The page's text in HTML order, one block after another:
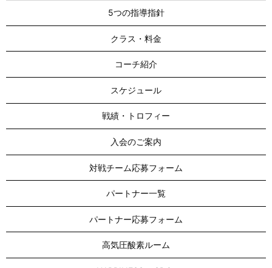
5つの指導指針
クラス・料金
コーチ紹介
スケジュール
戦績・トロフィー
入会のご案内
対戦チーム応募フォーム
パートナー一覧
パートナー応募フォーム
高気圧酸素ルーム